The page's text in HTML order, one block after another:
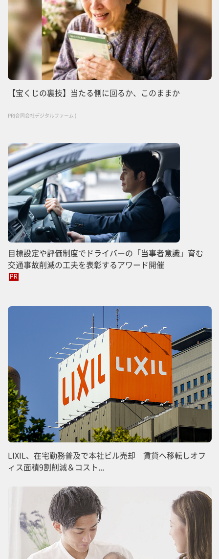
【宝くじの裏技】当たる側に回るか、このままか
PR(合同会社デジタルファーム )
目標設定や評価制度でドライバーの「当事者意識」育む
交通事故削減の工夫を表彰するアワード開催
PR
LIXIL、在宅勤務普及で本社ビル売却 賃貸へ移転しオフ
ィス面積9割削減＆コスト...